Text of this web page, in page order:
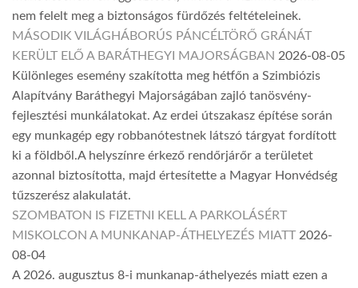
nem felelt meg a biztonságos fürdőzés feltételeinek.
MÁSODIK VILÁGHÁBORÚS PÁNCÉLTÖRŐ GRÁNÁT
KERÜLT ELŐ A BARÁTHEGYI MAJORSÁGBAN 2026-08-05
Különleges esemény szakította meg hétfőn a Szimbiózis
Alapítvány Baráthegyi Majorságában zajló tanösvény-
fejlesztési munkálatokat. Az erdei útszakasz építése során
egy munkagép egy robbanótestnek látszó tárgyat fordított
ki a földből.A helyszínre érkező rendőrjárőr a területet
azonnal biztosította, majd értesítette a Magyar Honvédség
tűzszerész alakulatát.
SZOMBATON IS FIZETNI KELL A PARKOLÁSÉRT
MISKOLCON A MUNKANAP-ÁTHELYEZÉS MIATT 2026-
08-04
A 2026. augusztus 8-i munkanap-áthelyezés miatt ezen a